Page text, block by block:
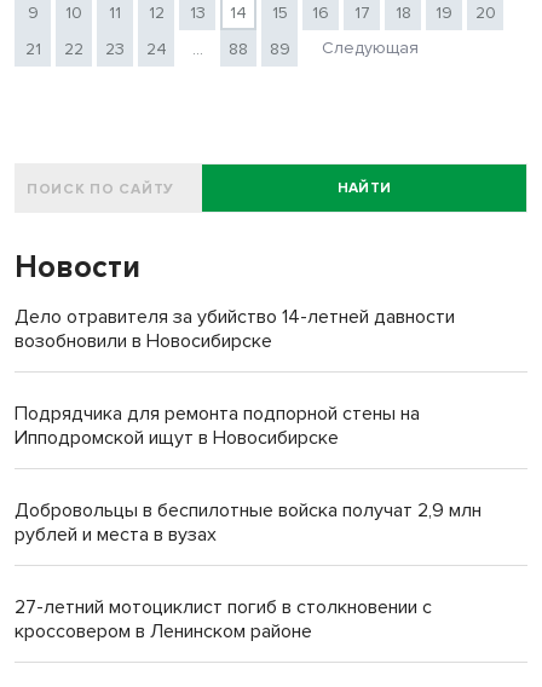
9
10 11 12 13 14 15 16 17 18 19
20
21
22 23 24 ... 88 89 Следующая
НАЙТИ
Новости
Дело отравителя за убийство 14-летней давности
возобновили в Новосибирске
Подрядчика для ремонта подпорной стены на
Ипподромской ищут в Новосибирске
Добровольцы в беспилотные войска получат 2,9 млн
рублей и места в вузах
27-летний мотоциклист погиб в столкновении с
кроссовером в Ленинском районе